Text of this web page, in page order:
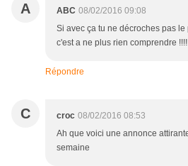
A ABC 08/02/2016 09:08
Si avec ça tu ne décroches pas
c'est a ne plus rien comprendre
Répondre
C croc 08/02/2016 08:53
Ah que voici une annonce
semaine